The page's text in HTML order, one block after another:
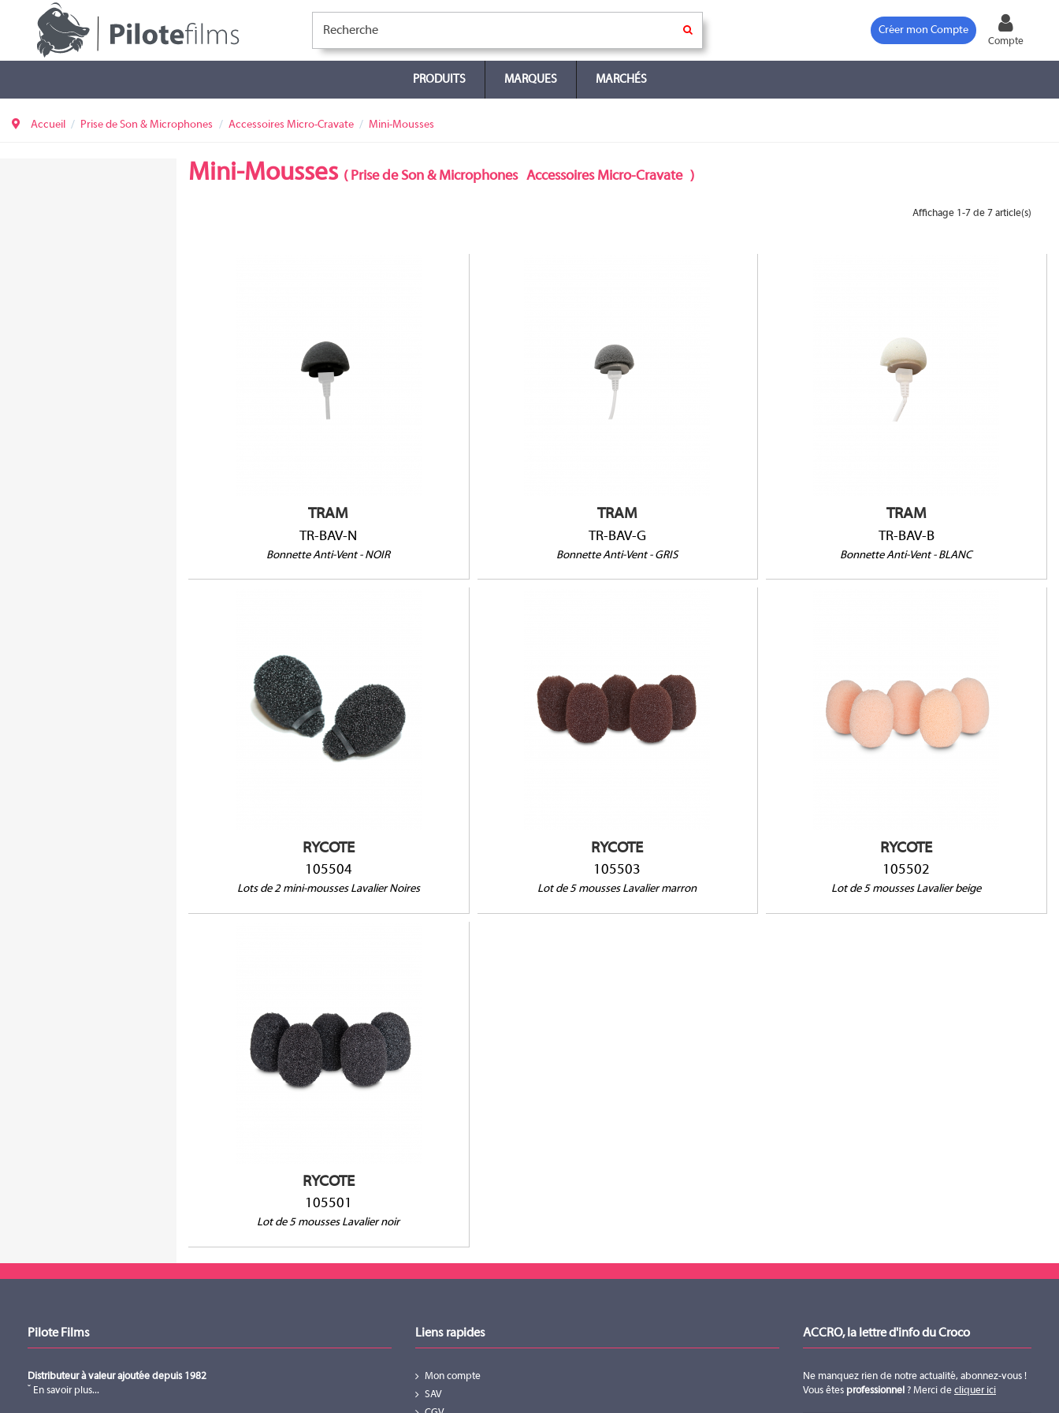
Créer mon Compte
Compte
PRODUITS MARQUES MARCHÉS
Accueil Prise de Son & Microphones Accessoires Micro-Cravate Mini-Mousses
Mini-Mousses ( Prise de Son & Microphones Accessoires Micro-Cravate )
Affichage 1-7 de 7 article(s)
TRAM
TR-BAV-N
Bonnette Anti-Vent - NOIR
TR-BAV-N
TRAM
TR-BAV-G
Bonnette Anti-Vent - GRIS
TR-BAV-G
TRAM
TR-BAV-B
Bonnette Anti-Vent - BLANC
TR-BAV-B
RYCOTE
105504
Lots de 2 mini-mousses Lavalier Noires
105504
Compatible avec : Audio-Technica AT892c,
Beyerdynamic MCE7, Countryman B6, Da-Cappo :
DA04, Sanken COS11, Sennheiser MKE1, Sony ECM-
RYCOTE
105503
Lot de 5 mousses Lavalier marron
Compatible avec : Audio-Technica AT899,
Countryman B3, EMW, DPA 4060, 4061, 4062, 4063,
4065, 4067, 4088, Sennheiser MKE2, ME102, ME2,
RYCOTE
105502
Lot de 5 mousses Lavalier beige
Compatible avec : Audio-Technica AT899,
Countryman B3, EMW, DPA 4060, 4061, 4062, 4063,
4065, 4067, 4088, Sennheiser MKE2, ME102, ME2,
RYCOTE
105501
Lot de 5 mousses Lavalier noir
Compatible avec : Audio-Technica AT899,
Countryman B3, EMW, DPA 4060, 4061, 4062, 4063,
4065, 4067, 4088, Sennheiser MKE2, ME102, ME2,
Pilote Films
Distributeur à valeur ajoutée depuis 1982
En savoir plus...
Liens rapides
Mon compte
SAV
ACCRO, la lettre d'info du Croco
Ne manquez rien de notre actualité, abonnez-vous !
Vous êtes professionnel ? Merci de cliquer ici